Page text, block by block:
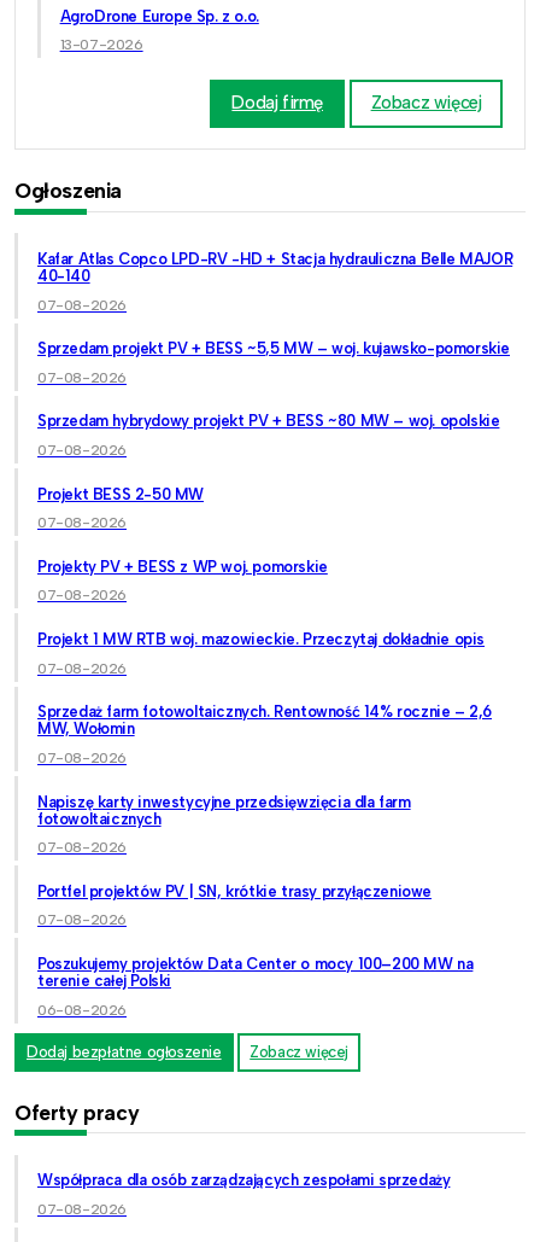
AgroDrone Europe Sp. z o.o.
13-07-2026
Dodaj firmę Zobacz więcej
Ogłoszenia
Kafar Atlas Copco LPD-RV -HD + Stacja hydrauliczna Belle MAJOR
40-140
07-08-2026
Sprzedam projekt PV + BESS ~5,5 MW – woj. kujawsko-pomorskie
07-08-2026
Sprzedam hybrydowy projekt PV + BESS ~80 MW – woj. opolskie
07-08-2026
Projekt BESS 2-50 MW
07-08-2026
Projekty PV + BESS z WP woj. pomorskie
07-08-2026
Projekt 1 MW RTB woj. mazowieckie. Przeczytaj dokładnie opis
07-08-2026
Sprzedaż farm fotowoltaicznych. Rentowność 14% rocznie – 2,6
MW, Wołomin
07-08-2026
Napiszę karty inwestycyjne przedsięwzięcia dla farm
fotowoltaicznych
07-08-2026
Portfel projektów PV | SN, krótkie trasy przyłączeniowe
07-08-2026
Poszukujemy projektów Data Center o mocy 100–200 MW na
terenie całej Polski
06-08-2026
Dodaj bezpłatne ogłoszenie Zobacz więcej
Oferty pracy
Współpraca dla osób zarządzających zespołami sprzedaży
07-08-2026